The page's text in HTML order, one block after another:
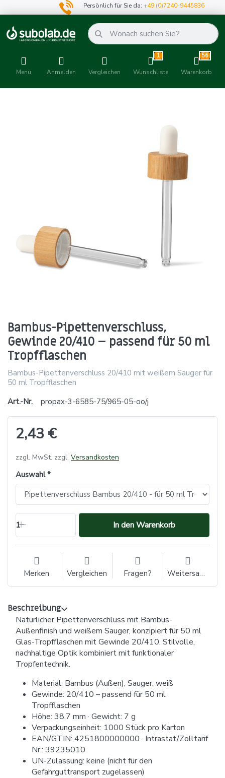
Persönlich für Sie da:+49 (0)7240-9445836
Menü Anmelden Vergleichen
1
Wunschliste
56
Warenkorb
Bambus-Pipettenverschluss,
Gewinde 20/410 – passend für 50 ml
Tropfflaschen
Bambus-Pipettenverschluss 20/410 mit weißem Sauger für
50 ml Tropfflaschen
Art.-Nr.
propax-3-6585-75/965-05-oo/j
2,43 €
zzgl. MwSt. zzgl. Versandkosten
Auswahl
1 In den Warenkorb
Merken Vergleichen Fragen? Weitersagen
Beschreibung
Natürlicher Pipettenverschluss mit Bambus-
Außenfinish und weißem Sauger, konzipiert für 50 ml
Glas-Tropfflaschen mit Gewinde 20/410. Stilvolle,
nachhaltige Optik kombiniert mit funktionaler
Tropfentechnik.
Material: Bambus (Außen), Sauger: weiß
Gewinde: 20/410 – passend für 50 ml
Tropfflaschen
Höhe: 38,7 mm · Gewicht: 7 g
Verpackungseinheit: 1000 Stück pro Karton
EAN/GTIN: 4251800000000 · Intrastat/Zolltarif
Nr.: 39235010
UN-Zulassung: keine (nicht für den
Gefahrguttransport zugelassen)